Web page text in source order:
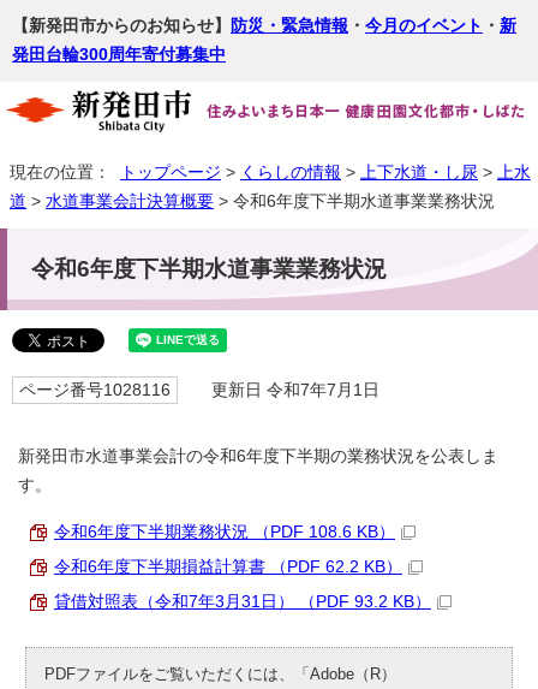
【新発田市からのお知らせ】 防災・緊急情報 ・ 今月のイベント ・ 新
発田台輪300周年寄付募集中
現在の位置： トップページ > くらしの情報 > 上下水道・し尿 >
上水
道 > 水道事業会計決算概要 > 令和6年度下半期水道事業業務状況
令和6年度下半期水道事業業務状況
ページ番号1028116 更新日 令和7年7月1日
新発田市水道事業会計の令和6年度下半期の業務状況を公表しま
す。
令和6年度下半期業務状況 （PDF 108.6 KB）
令和6年度下半期損益計算書 （PDF 62.2 KB）
貸借対照表（令和7年3月31日） （PDF 93.2 KB）
PDFファイルをご覧いただくには、「Adobe（R）